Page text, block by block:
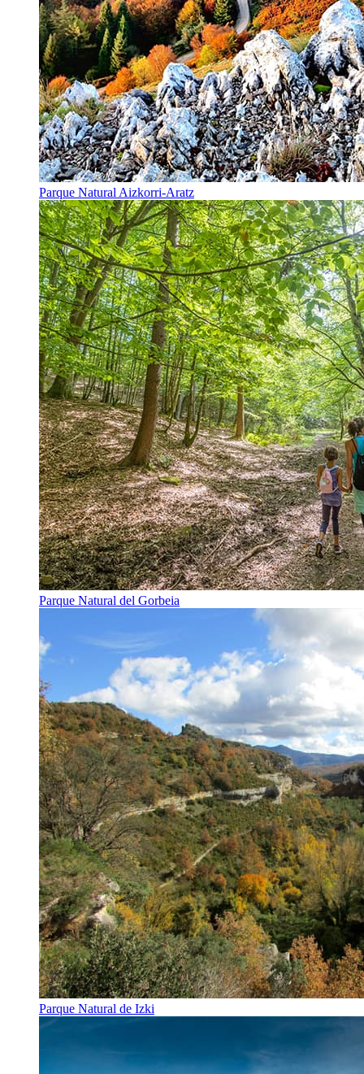
Parque Natural Aizkorri-Aratz
Parque Natural del Gorbeia
Parque Natural de Izki